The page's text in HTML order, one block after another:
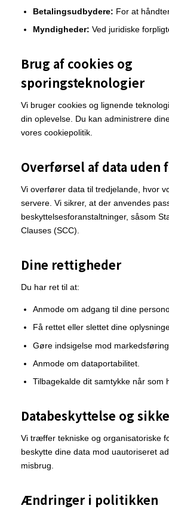
Betalingsudbydere: For at
Myndigheder: Ved juridiske
Brug af cookies og
sporingsteknologier
Vi bruger cookies og lignende
din oplevelse. Du kan administrere
vores cookiepolitik.
Overførsel af data uden
Vi overfører data til tredjelande, hvor
servere. Vi sikrer, at der anvendes
beskyttelsesforanstaltninger, såsom
Clauses (SCC).
Dine rettigheder
Du har ret til at:
Anmode om adgang til dine
Få rettet eller slettet dine
Gøre indsigelse mod markedsføring.
Anmode om dataportabilitet.
Tilbagekalde dit samtykke når som
Databeskyttelse og
Vi træffer tekniske og organisatoriske
beskytte dine data mod uautoriseret
misbrug.
Ændringer i politikken